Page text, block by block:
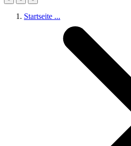
Startseite ...